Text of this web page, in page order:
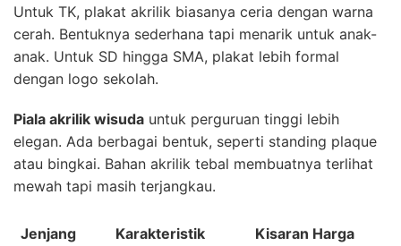
Untuk TK, plakat akrilik biasanya ceria dengan warna
cerah. Bentuknya sederhana tapi menarik untuk anak-
anak. Untuk SD hingga SMA, plakat lebih formal
dengan logo sekolah.
Piala akrilik wisuda untuk perguruan tinggi lebih
elegan. Ada berbagai bentuk, seperti standing plaque
atau bingkai. Bahan akrilik tebal membuatnya terlihat
mewah tapi masih terjangkau.
Jenjang
Karakteristik
Kisaran Harga